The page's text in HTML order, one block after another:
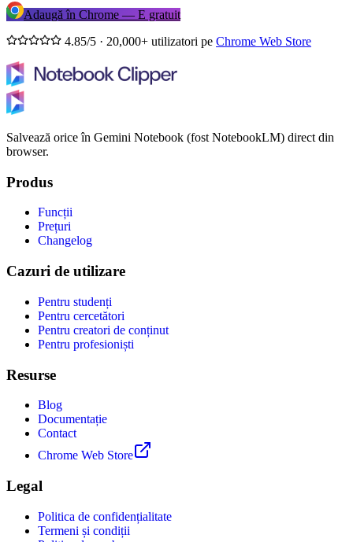
Adaugă în Chrome — E gratuit
4.85/5 · 20,000+ utilizatori pe Chrome Web Store
Salvează orice în Gemini Notebook (fost NotebookLM) direct din
browser.
Produs
Funcții
Prețuri
Changelog
Cazuri de utilizare
Pentru studenți
Pentru cercetători
Pentru creatori de conținut
Pentru profesioniști
Resurse
Blog
Documentație
Contact
Chrome Web Store
Legal
Politica de confidențialitate
Termeni și condiții